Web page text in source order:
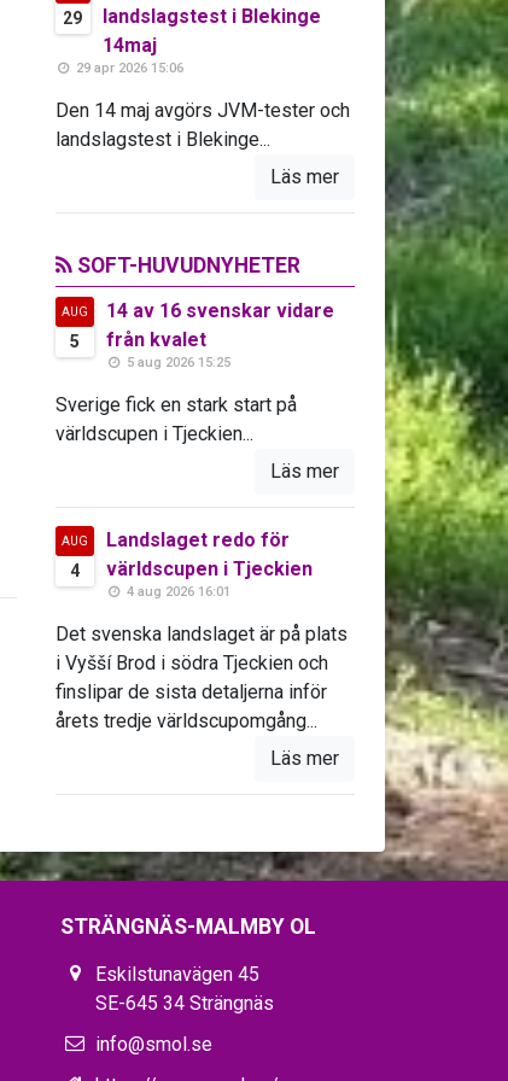
29
landslagstest i Blekinge
14maj
29 apr 2026 15:06
Den 14 maj avgörs JVM-tester och
landslagstest i Blekinge...
Läs mer
SOFT-HUVUDNYHETER
AUG
5
14 av 16 svenskar vidare
från kvalet
5 aug 2026 15:25
Sverige fick en stark start på
världscupen i Tjeckien...
Läs mer
AUG
4
Landslaget redo för
världscupen i Tjeckien
4 aug 2026 16:01
Det svenska landslaget är på plats
i Vyšší Brod i södra Tjeckien och
finslipar de sista detaljerna inför
årets tredje världscupomgång...
Läs mer
STRÄNGNÄS-MALMBY OL
Eskilstunavägen 45
SE-645 34 Strängnäs
info@smol.se